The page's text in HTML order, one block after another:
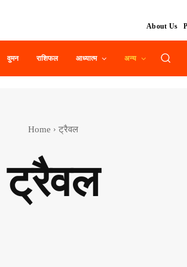
About Us
वुमन राशिफल आध्यात्म अन्य
Home ट्रैवल
ट्रैवल